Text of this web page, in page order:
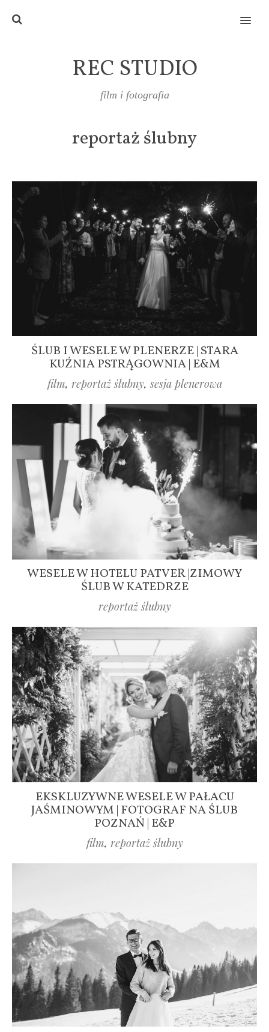
MENU
REC STUDIO
film i fotografia
reportaż ślubny
ŚLUB I WESELE W PLENERZE | STARA
KUŹNIA PSTRĄGOWNIA | E&M
film, reportaż ślubny,sesja plenerowa
WESELE W HOTELU PATVER |ZIMOWY
ŚLUB W KATEDRZE
reportaż ślubny
EKSKLUZYWNE WESELE W PAŁACU
JAŚMINOWYM | FOTOGRAF NA ŚLUB
POZNAŃ | E&P
film, reportaż ślubny